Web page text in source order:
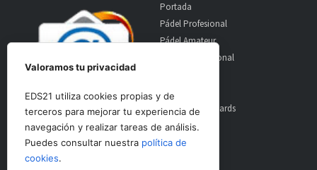
Portada
Pádel Profesional
Pádel Amateur
Pádel Internacional
Material
World Padel Awards
Contacto
Publicidad
Valoramos tu privacidad
EDS21 utiliza cookies propias y de
terceros para mejorar tu experiencia de
navegación y realizar tareas de análisis.
Puedes consultar nuestra política de
cookies.